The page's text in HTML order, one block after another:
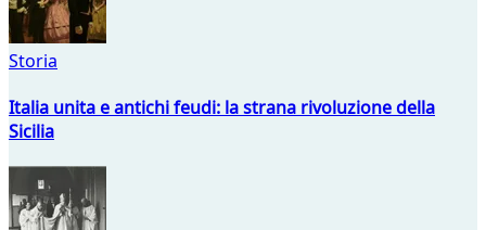
Storia
Italia unita e antichi feudi: la strana rivoluzione della
Sicilia